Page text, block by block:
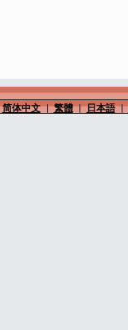
简体中文 | 繁體 | 日本語 |